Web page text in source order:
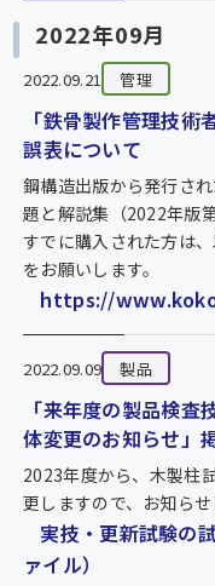
2022年09月
2022.09.21 管理
「鉄骨製作管理技
誤表について
鋼構造出版から発行さ
題と解説集（2022年版
すでに購入された方は
をお願いします。
https://
2022.09.09 製品
「来年度の製品検
体変更のお知らせ」
2023年度から、木製柱
更しますので、お知らせ
実技・更新試験の
ァイル）